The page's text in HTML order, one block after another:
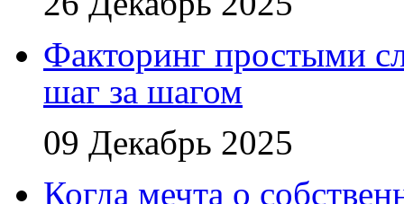
Факторинг простыми
шаг за шагом
09 Декабрь 2025
Когда мечта о